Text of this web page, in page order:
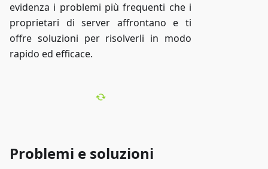
evidenza i problemi più frequenti che i
proprietari di server affrontano e ti
offre soluzioni per risolverli in modo
rapido ed efficace.
Problemi e soluzioni